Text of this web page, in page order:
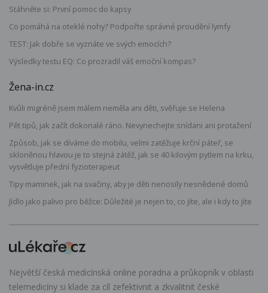
Stáhněte si: První pomoc do kapsy
Co pomáhá na oteklé nohy? Podpořte správné proudění lymfy
TEST: Jak dobře se vyznáte ve svých emocích?
Výsledky testu EQ: Co prozradil váš emoční kompas?
Žena-in.cz
Kvůli migréně jsem málem neměla ani děti, svěřuje se Helena
Pět tipů, jak začít dokonalé ráno. Nevynechejte snídani ani protažení
Způsob, jak se díváme do mobilu, velmi zatěžuje krční páteř, se
skloněnou hlavou je to stejná zátěž, jak se 40 kilovým pytlem na krku,
vysvětluje přední fyzioterapeut
Tipy maminek, jak na svačiny, aby je děti nenosily nesnědené domů
Jídlo jako palivo pro běžce: Důležité je nejen to, co jíte, ale i kdy to jíte
Největší česká medicínská online poradna a průkopník v oblasti
telemedicíny si klade za cíl zefektivnit a zkvalitnit české